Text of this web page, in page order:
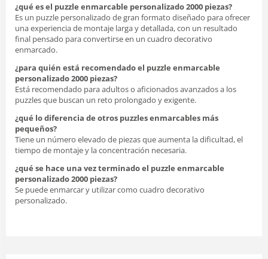
¿qué es el puzzle enmarcable personalizado 2000 piezas?
Es un puzzle personalizado de gran formato diseñado para ofrecer
una experiencia de montaje larga y detallada, con un resultado
final pensado para convertirse en un cuadro decorativo
enmarcado.
¿para quién está recomendado el puzzle enmarcable
personalizado 2000 piezas?
Está recomendado para adultos o aficionados avanzados a los
puzzles que buscan un reto prolongado y exigente.
¿qué lo diferencia de otros puzzles enmarcables más
pequeños?
Tiene un número elevado de piezas que aumenta la dificultad, el
tiempo de montaje y la concentración necesaria.
¿qué se hace una vez terminado el puzzle enmarcable
personalizado 2000 piezas?
Se puede enmarcar y utilizar como cuadro decorativo
personalizado.